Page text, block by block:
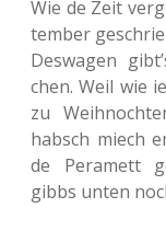
Wie de Zeit
tem­ber
Des­wa­gen
chen. Weil wie
zu
habsch miech
de Pera­mett
gibbs unten